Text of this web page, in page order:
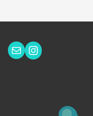
Correo electrónico
Instagram